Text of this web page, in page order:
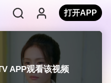
打开APP
APP观看该视频